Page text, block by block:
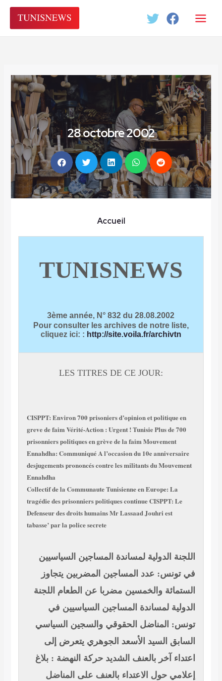
Aller
contenu
28 octobre 2002
Accueil
TUNISNEWS
3ème année, N° 832 du 28.08.2002
Pour consulter les archives de notre liste,
cliquez ici: : http://site.voila.fr/archivtn
LES TITRES DE CE JOUR:
CISPPT: Environ 700 prisoniers d’opinion et politique en
greve de faimVérité-Action : Urgent ! Tunisie Plus de 700
prisonniers politiques en grève de la faimMouvement
Ennahdha: Communiqué A l’occasion du 10e anniversaire
desjugements prononcés contre les militants du Mouvement
Ennahdha
Collectif de la Communaute Tunisienne en Europe: La
tragédie des prisonniers politiques continueCISPPT: Le
Defenseur des droits humains Mr Lassaad Jouhri est
tabasse’ par la police secrete
اللجنة الدولية لمساندة المساجين السياسيين
في تونس: عدد المساجين المضربين يتجاوز
الستمائة والخمسين مضربا عن الطعام اللجنة
الدولية لمساندة المساجين السياسيين في
تونس: المناضل الحقوقي والسجين السياسي
السابق السيد الأسعد الجوهري يتعرض إلى
اعتداء آخر بالعنف الشديد حركة النهضة : بلاغ
إعلامي حول الاعتداء بالعنف على المناضل